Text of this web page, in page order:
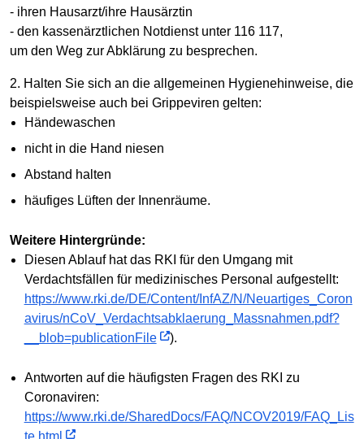
- ihren Hausarzt/ihre Hausärztin
- den kassenärztlichen Notdienst unter 116 117,
um den Weg zur Abklärung zu besprechen.
2. Halten Sie sich an die allgemeinen Hygienehinweise, die
beispielsweise auch bei Grippeviren gelten:
Händewaschen
nicht in die Hand niesen
Abstand halten
häufiges Lüften der Innenräume.
Weitere Hintergründe:
Diesen Ablauf hat das RKI für den Umgang mit
Verdachtsfällen für medizinisches Personal aufgestellt:
https://www.rki.de/DE/Content/InfAZ/N/Neuartiges_Coron
avirus/nCoV_Verdachtsabklaerung_Massnahmen.pdf?
__blob=publicationFile
).
Antworten auf die häufigsten Fragen des RKI zu
Coronaviren:
https://www.rki.de/SharedDocs/FAQ/NCOV2019/FAQ_Lis
te.html